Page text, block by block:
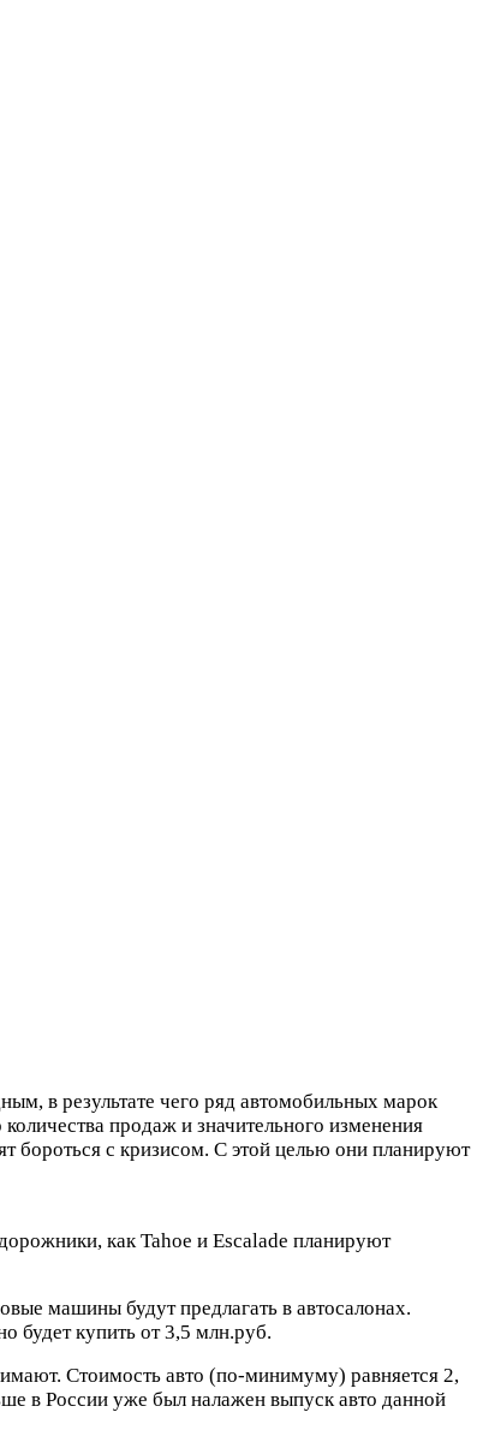
в результате чего ряд автомобильных марок
продаж и значительного изменения
бороться с кризисом. С этой целью они планируют
как Tahoe и Escalade планируют
машины будут предлагать в автосалонах.
будет купить от 3,5 млн.руб.
Стоимость авто (по-минимуму) равняется 2,
в России уже был налажен выпуск авто данной